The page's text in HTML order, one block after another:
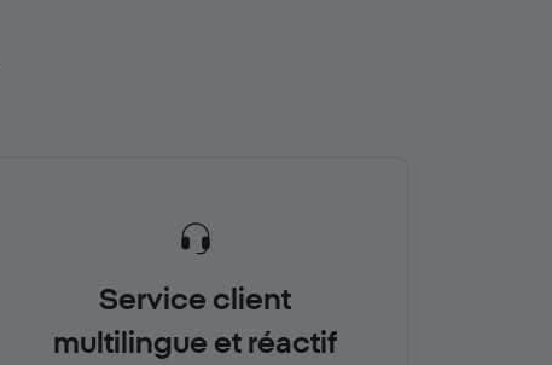
Service client
multilingue et réactif